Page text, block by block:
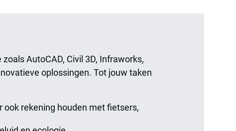
AutoCAD, Civil 3D, Infraworks,
oplossingen. Tot jouw taken
rekening houden met fietsers,